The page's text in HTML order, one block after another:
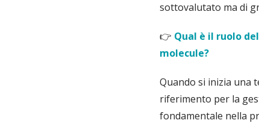
sottovalutato ma di
👉 Qual è il ruolo
molecule?
Quando si inizia una
riferimento per la
fondamentale nella